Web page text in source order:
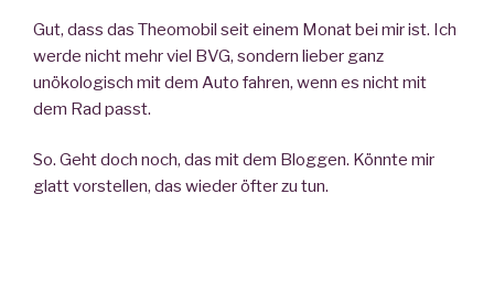
Gut, dass das Theomobil seit einem Monat bei mir ist. Ich
werde nicht mehr viel BVG, sondern lieber ganz
unökologisch mit dem Auto fahren, wenn es nicht mit
dem Rad passt.
So. Geht doch noch, das mit dem Bloggen. Könnte mir
glatt vorstellen, das wieder öfter zu tun.